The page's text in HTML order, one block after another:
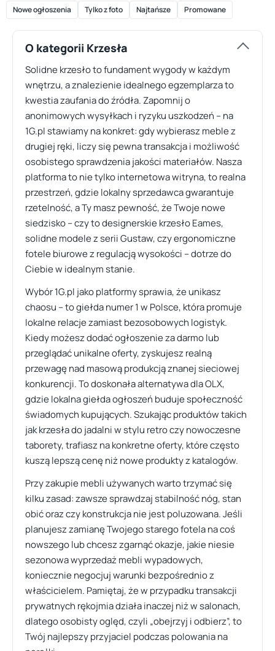
Nowe ogłoszenia Tylko z foto Najtańsze Promowane
O kategorii Krzesła
Solidne krzesło to fundament wygody w każdym
wnętrzu, a znalezienie idealnego egzemplarza to
kwestia zaufania do źródła. Zapomnij o
anonimowych wysyłkach i ryzyku uszkodzeń – na
1G.pl stawiamy na konkret: gdy wybierasz meble z
drugiej ręki, liczy się pewna transakcja i możliwość
osobistego sprawdzenia jakości materiałów. Nasza
platforma to nie tylko internetowa witryna, to realna
przestrzeń, gdzie lokalny sprzedawca gwarantuje
rzetelność, a Ty masz pewność, że Twoje nowe
siedzisko – czy to designerskie krzesło Eames,
solidne modele z serii Gustaw, czy ergonomiczne
fotele biurowe z regulacją wysokości – dotrze do
Ciebie w idealnym stanie.
Wybór 1G.pl jako platformy sprawia, że unikasz
chaosu – to giełda numer 1 w Polsce, która promuje
lokalne relacje zamiast bezosobowych logistyk.
Kiedy możesz dodać ogłoszenie za darmo lub
przeglądać unikalne oferty, zyskujesz realną
przewagę nad masową produkcją znanej sieciowej
konkurencji. To doskonała alternatywa dla OLX,
gdzie lokalna giełda ogłoszeń buduje społeczność
świadomych kupujących. Szukając produktów takich
jak krzesła do jadalni w stylu retro czy nowoczesne
taborety, trafiasz na konkretne oferty, które często
kuszą lepszą cenę niż nowe produkty z katalogów.
Przy zakupie mebli używanych warto trzymać się
kilku zasad: zawsze sprawdzaj stabilność nóg, stan
obić oraz czy konstrukcja nie jest poluzowana. Jeśli
planujesz zamianę Twojego starego fotela na coś
nowszego lub chcesz zgarnąć okazje, jakie niesie
sezonowa wyprzedaż mebli wypadowych,
koniecznie negocjuj warunki bezpośrednio z
właścicielem. Pamiętaj, że w przypadku transakcji
prywatnych rękojmia działa inaczej niż w salonach,
dlatego osobisty oględ, czyli „obejrzyj i odbierz”, to
Twój najlepszy przyjaciel podczas polowania na